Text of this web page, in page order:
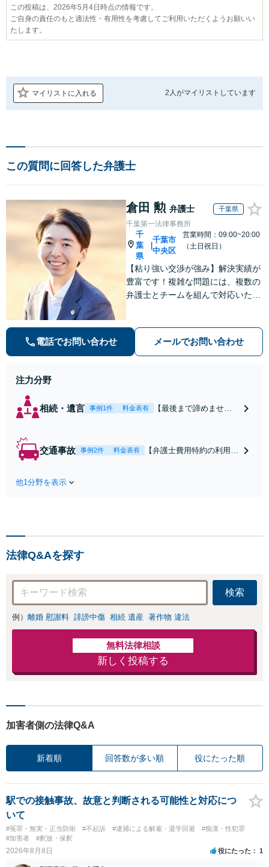
この投稿は、2026年5月4日時点の情報です。
ご自身の責任のもと適法性・有用性を考慮してご利用いただくようお願いい
たします。
マイリストに入れる 2人がマイリストしています
この質問に回答した弁護士
倉田 勲 弁護士 千葉県
千葉第一法律事務所
千
葉
県
千葉市
中央区
営業時間：09:00~20:00
（土日祝日）
【粘り強い交渉が強み】解決実績が
豊富です！複雑な問題には、複数の
弁護士とチームを組んで対応いたし
添い、不安を軽減します。まずはお
気軽にご相談ください。
電話でお問い合わせ メールでお問い合わせ
注力分野
相続・遺言 事例1件 料金表有
【最後まで諦めませ
合意してしまう前にご
交通事故 事例2件 料金表有
【弁護士費用特約の利用＆
は損をしてしまうかもしれ
他1分野を表示
法律Q&Aを探す
検索
例） 離婚 慰謝料 誹謗中傷 相続 遺産 著作物 違法
無料法律相談
新しく投稿する
加害者側の法律Q&A
新着順 回答数が多い順 役にたった順
駅での接触事故、故意と判断される可能性と対応につ
いて
#冤罪・無実・正当防衛 #不起訴 #逮捕による解雇・退学回避
#痴漢・性犯罪
#加害者
#釈放・保釈
2026年8月8日 役にたった 1